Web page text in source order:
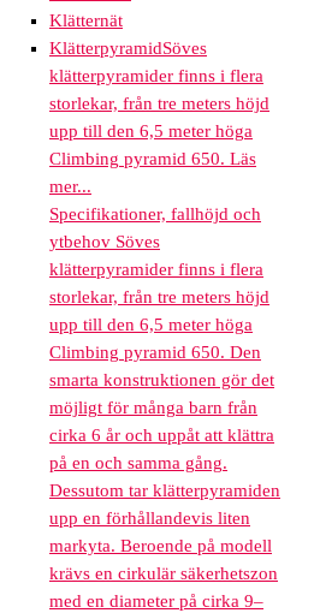
Klätternät
KlätterpyramidSöves
klätterpyramider finns i flera
storlekar, från tre meters höjd
upp till den 6,5 meter höga
Climbing pyramid 650. Läs
mer...
Specifikationer, fallhöjd och
ytbehov Söves
klätterpyramider finns i flera
storlekar, från tre meters höjd
upp till den 6,5 meter höga
Climbing pyramid 650. Den
smarta konstruktionen gör det
möjligt för många barn från
cirka 6 år och uppåt att klättra
på en och samma gång.
Dessutom tar klätterpyramiden
upp en förhållandevis liten
markyta. Beroende på modell
krävs en cirkulär säkerhetszon
med en diameter på cirka 9–